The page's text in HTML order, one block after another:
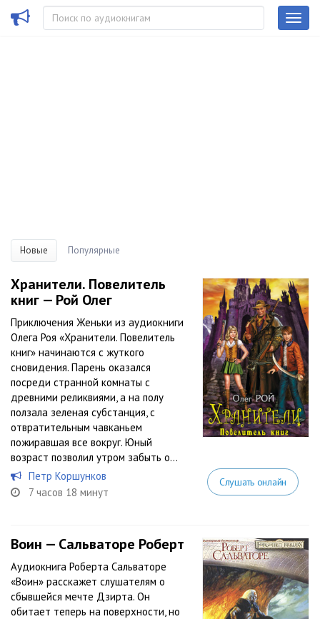
Новые Популярные
Хранители. Повелитель
книг — Рой Олег
Приключения Женьки из аудиокниги
Олега Роя «Хранители. Повелитель
книг» начинаются с жуткого
сновидения. Парень оказался
посреди странной комнаты с
древними реликвиями, а на полу
ползала зеленая субстанция, с
отвратительным чавканьем
пожиравшая все вокруг. Юный
возраст позволил утром забыть о...
Петр Коршунков
7 часов 18 минут
Слушать онлайн
Воин — Сальваторе Роберт
Аудиокнига Роберта Сальваторе
«Воин» расскажет слушателям о
сбывшейся мечте Дзирта. Он
обитает теперь на поверхности, но